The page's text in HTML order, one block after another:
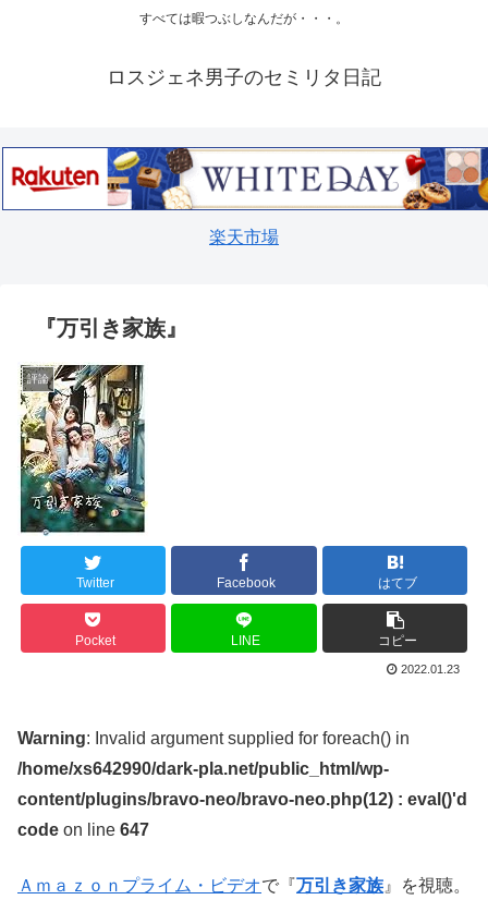
すべては暇つぶしなんだが・・・。
ロスジェネ男子のセミリタ日記
楽天市場
『万引き家族』
評論
Twitter Facebook はてブ
Pocket LINE コピー
2022.01.23
Warning: Invalid argument supplied for foreach() in
/home/xs642990/dark-pla.net/public_html/wp-
content/plugins/bravo-neo/bravo-neo.php(12) : eval()'d
code on line 647
Ａｍａｚｏｎプライム・ビデオで『万引き家族 』を視聴。